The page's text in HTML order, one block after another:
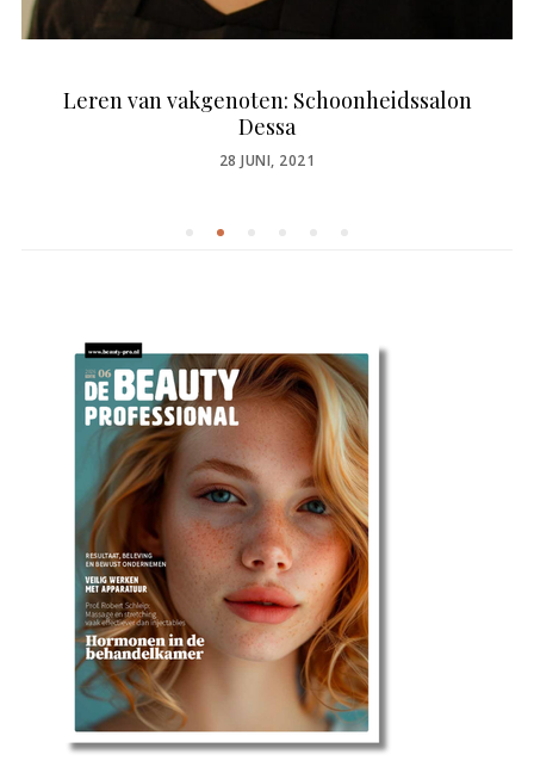
Leren van vakgenoten: Schoonheidssalon
Dessa
POSTED
28 JUNI, 2021